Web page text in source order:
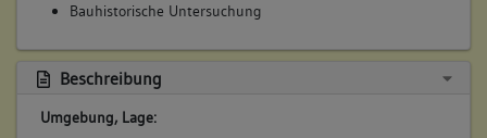
Innenhoffassade des Hinterhauses erneuert, Innenwände für
Betroffene Gebäudeteile:
Bauhistorische Untersuchung
Beschreibung
Umgebung, Lage: